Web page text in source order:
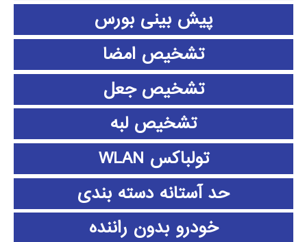
پیش بینی بورس
تشخیص امضا
تشخیص جعل
تشخیص لبه
تولباکس WLAN
حد آستانه دسته بندی
خودرو بدون راننده